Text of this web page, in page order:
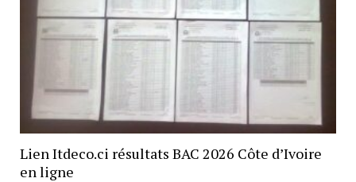
Lien Itdeco.ci résultats BAC 2026 Côte d’Ivoire
en ligne